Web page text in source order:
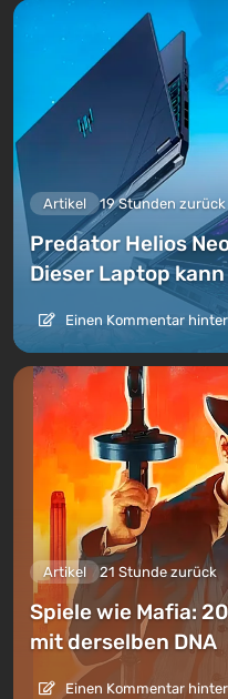
Artikel 19 Stunden zurück
Predator Helios
Dieser Laptop
Einen Kommentar
Artikel 21 Stunde zurück
Spiele wie Mafia:
mit derselben DNA
Einen Kommentar